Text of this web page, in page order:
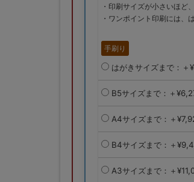
・印刷サイズが小さいほど
・ワンポイント印刷には、
手刷り
はがきサイズまで：＋
B5サイズまで：＋
A4サイズまで：＋
B4サイズまで：＋
A3サイズまで：＋